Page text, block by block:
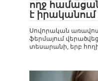
ողջ
է
Սովորական
ֆերմայում
տեսարանի, երբ